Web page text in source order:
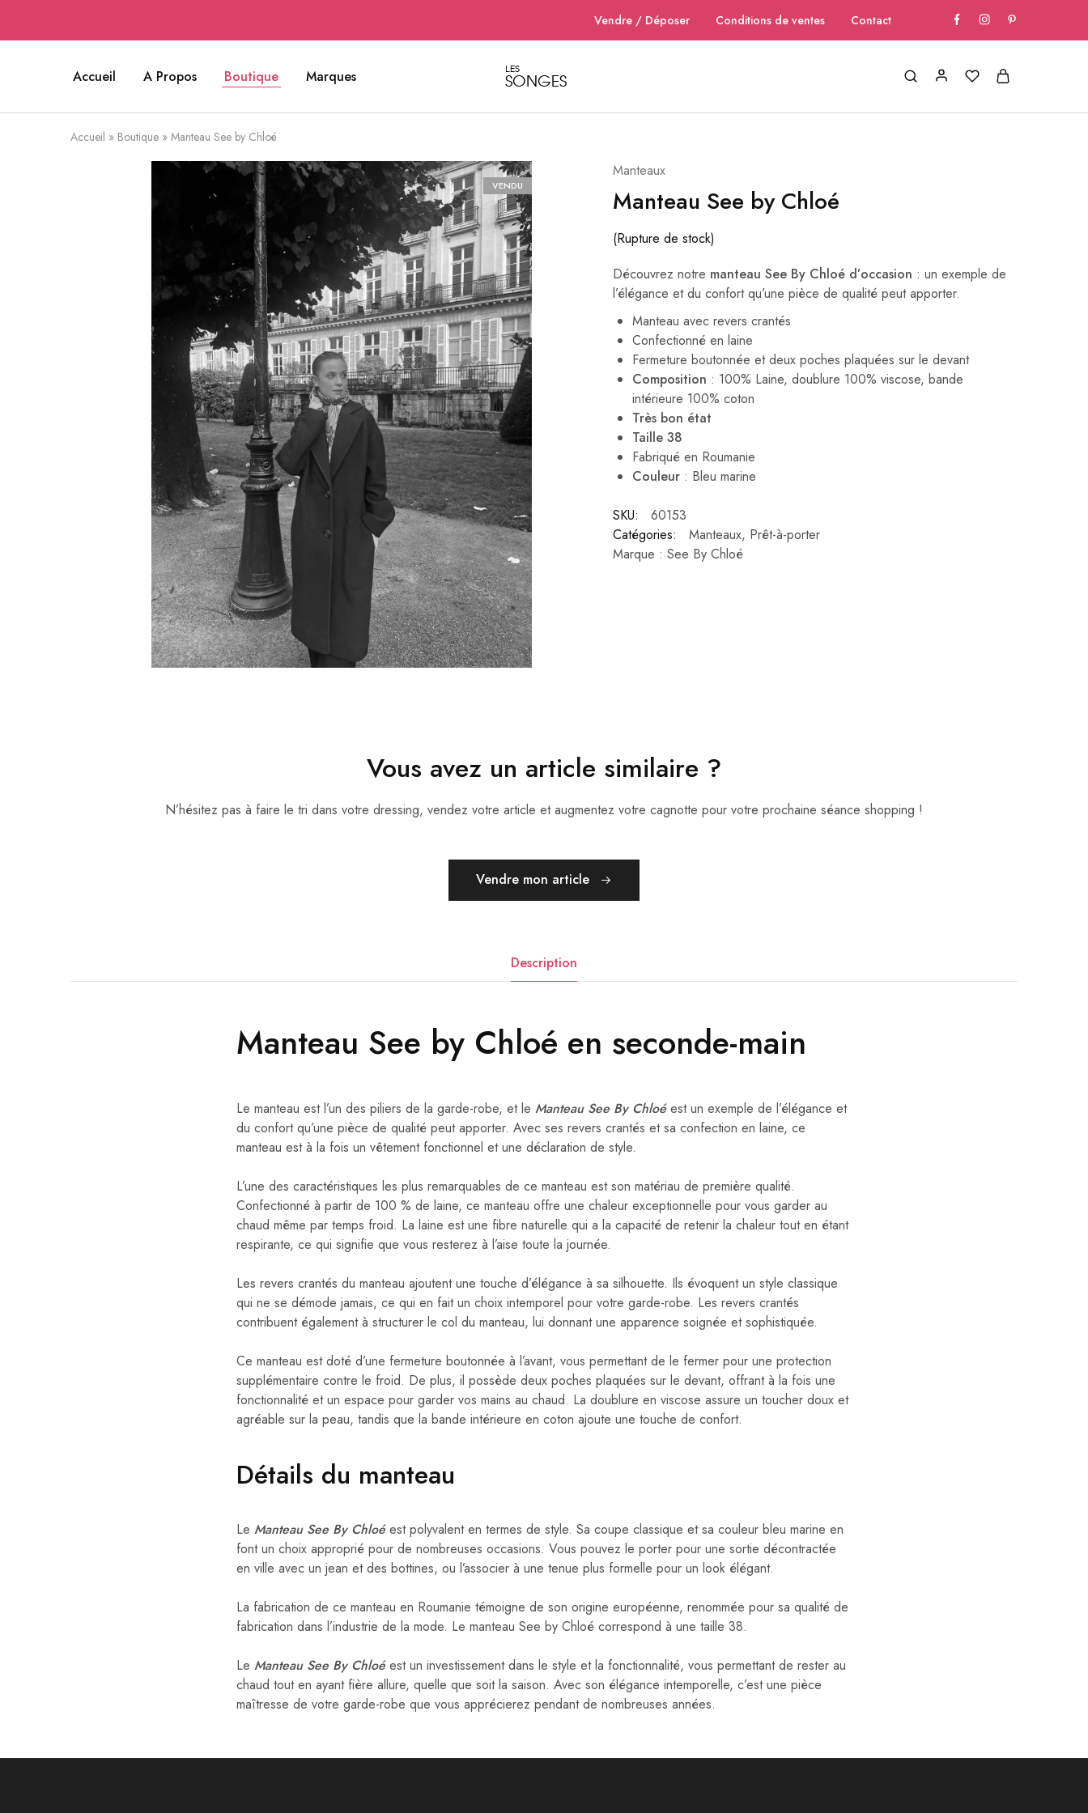
Vendre / Déposer Conditions de ventes Contact
Accueil A Propos Boutique Marques SONGES
LES
Dépôt
de
luxe
pour
femme
à
Nantes
–
Les
Songes
Dépôt
de
luxe
pour
femme
à
Nantes
Accueil » Boutique » Manteau See by Chloé
VENDU
Manteaux
Manteau See by Chloé
(Rupture de stock)
Découvrez notre manteau See By Chloé d’occasion : un exemple de
l’élégance et du confort qu’une pièce de qualité peut apporter.
Manteau avec revers crantés
Confectionné en laine
Fermeture boutonnée et deux poches plaquées sur le devant
Composition : 100% Laine, doublure 100% viscose, bande
intérieure 100% coton
Très bon état
Taille 38
Fabriqué en Roumanie
Couleur: Bleu marine
SKU:
60153
Catégories:
Manteaux, Prêt-à-porter
Marque : See By Chloé
Vous avez un article similaire ?
N’hésitez pas à faire le tri dans votre dressing, vendez votre article et augmentez votre cagnotte pour votre prochaine séance shopping !
Vendre mon article
Description
Manteau See by Chloé en seconde-main
Le manteau est l’un des piliers de la garde-robe, et le Manteau See By Chloé est un exemple de l’élégance et
du confort qu’une pièce de qualité peut apporter. Avec ses revers crantés et sa confection en laine, ce
manteau est à la fois un vêtement fonctionnel et une déclaration de style.
L’une des caractéristiques les plus remarquables de ce manteau est son matériau de première qualité.
Confectionné à partir de 100 % de laine, ce manteau offre une chaleur exceptionnelle pour vous garder au
chaud même par temps froid. La laine est une fibre naturelle qui a la capacité de retenir la chaleur tout en étant
respirante, ce qui signifie que vous resterez à l’aise toute la journée.
Les revers crantés du manteau ajoutent une touche d’élégance à sa silhouette. Ils évoquent un style classique
qui ne se démode jamais, ce qui en fait un choix intemporel pour votre garde-robe. Les revers crantés
contribuent également à structurer le col du manteau, lui donnant une apparence soignée et sophistiquée.
Ce manteau est doté d’une fermeture boutonnée à l’avant, vous permettant de le fermer pour une protection
supplémentaire contre le froid. De plus, il possède deux poches plaquées sur le devant, offrant à la fois une
fonctionnalité et un espace pour garder vos mains au chaud. La doublure en viscose assure un toucher doux et
agréable sur la peau, tandis que la bande intérieure en coton ajoute une touche de confort.
Détails du manteau
Le Manteau See By Chloé est polyvalent en termes de style. Sa coupe classique et sa couleur bleu marine en
font un choix approprié pour de nombreuses occasions. Vous pouvez le porter pour une sortie décontractée
en ville avec un jean et des bottines, ou l’associer à une tenue plus formelle pour un look élégant.
La fabrication de ce manteau en Roumanie témoigne de son origine européenne, renommée pour sa qualité de
fabrication dans l’industrie de la mode. Le manteau See by Chloé correspond à une taille 38.
Le Manteau See By Chloéest un investissement dans le style et la fonctionnalité, vous permettant de rester au
chaud tout en ayant fière allure, quelle que soit la saison. Avec son élégance intemporelle, c’est une pièce
maîtresse de votre garde-robe que vous apprécierez pendant de nombreuses années.